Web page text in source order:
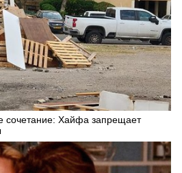
Хайфа запрещает